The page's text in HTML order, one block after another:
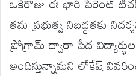
తమ ప్రభుత్వనిబద్ధతకు
ప్రోగ్రామ్ ద్వారాపేద
అందిస్తున్నామని లోకేష్